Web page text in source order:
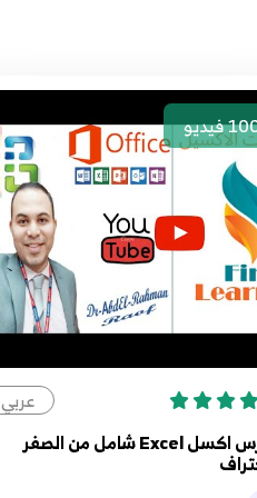
فيديو
عربي
كورس اكسل Excel شامل من الصفر